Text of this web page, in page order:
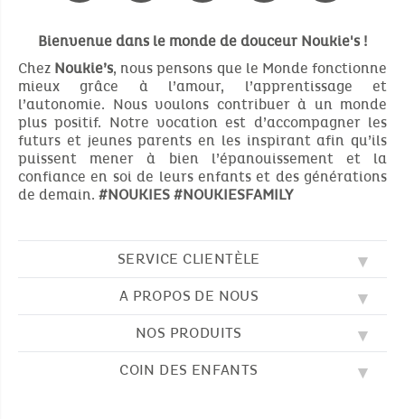
Bienvenue dans le monde de douceur Noukie's !
Chez Noukie’s, nous pensons que le Monde fonctionne
mieux grâce à l’amour, l’apprentissage et
l’autonomie. Nous voulons contribuer à un monde
plus positif. Notre vocation est d’accompagner les
futurs et jeunes parents en les inspirant afin qu’ils
puissent mener à bien l’épanouissement et la
confiance en soi de leurs enfants et des générations
de demain. #NOUKIES #NOUKIESFAMILY
SERVICE CLIENTÈLE
QUESTIONS FRÉQUENTES (FAQ)
CONTACTEZ-NOUS
CGV
A PROPOS DE NOUS
NOS VALEURS
NOTRE HISTOIRE
NOS PRODUITS
BRODERIE
COIN DES ENFANTS